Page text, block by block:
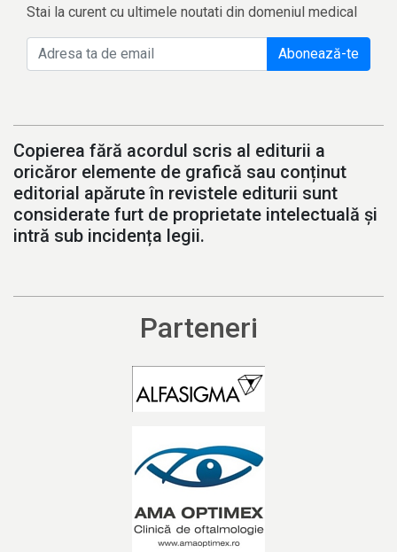
Stai la curent cu ultimele noutati din domeniul medical
Abonează-te
Copierea fără acordul scris al editurii a
oricăror elemente de grafică sau conținut
editorial apărute în revistele editurii sunt
considerate furt de proprietate intelectuală și
intră sub incidența legii.
Parteneri